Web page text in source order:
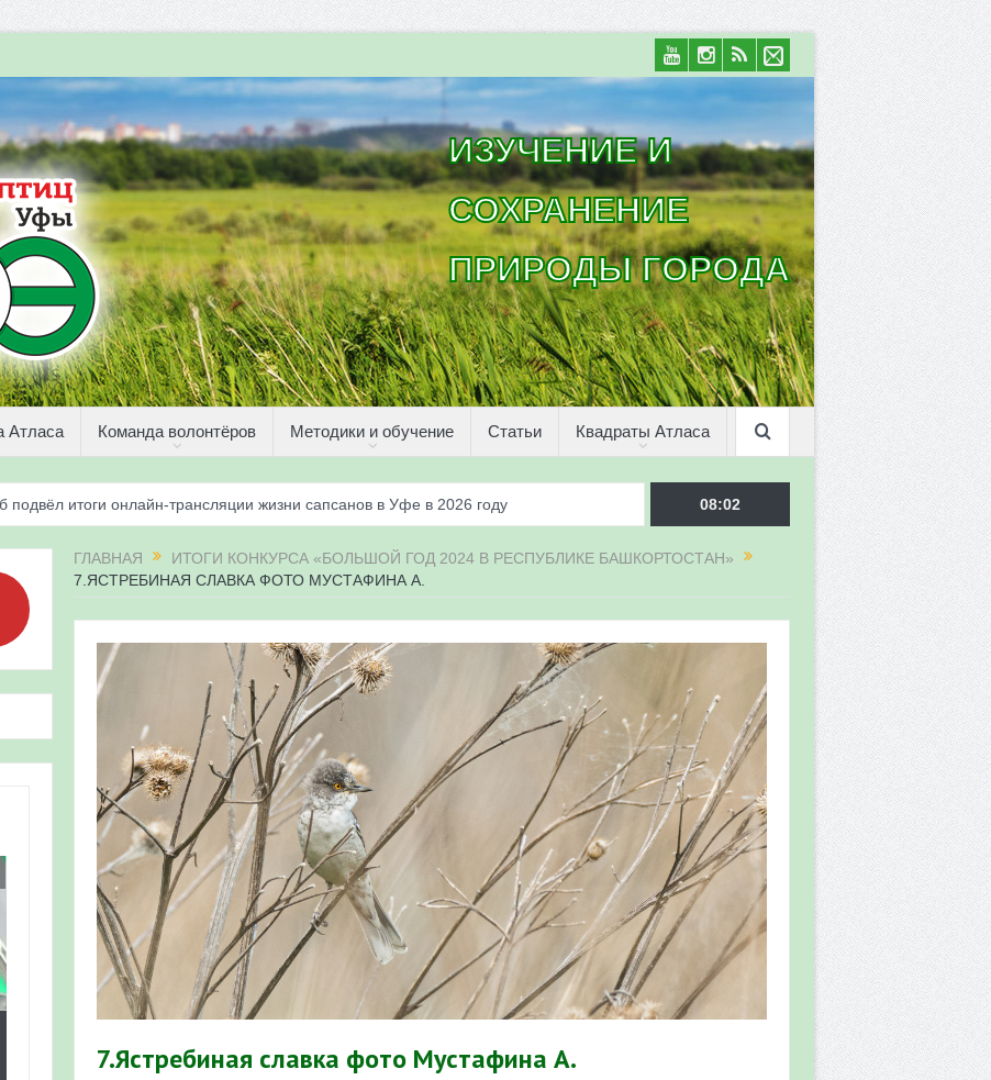
ИЗУЧЕНИЕ И
СОХРАНЕНИЕ
ПРИРОДЫ ГОРОДА
Атласа Команда волонтёров Методики и обучение Статьи Квадраты Атласа
подвёл итоги онлайн-трансляции жизни сапсанов в Уфе в 2026 году
вечера-2026» в Республике Башкортостан
Уралсиба получили имена и кольца
перекличка-2026» в Республике Башкортостан
2026» — 21-31 мая 2026
для ребят из дневного лагеря центра олимпиадного движения «Аврора»
и осмотр птенцов сапсанов на крыше Уралсиба в Уфе в 2026 г.
орнитологов и бердвотчеров в проекте «Развитие программы мониторинга
в европейской части России»
2026» — 11-20 мая 2026
на постоянных маршрутах в Республике Башкортостан в 2026 году
08:02
ГЛАВНАЯ
ИТОГИ КОНКУРСА «БОЛЬШОЙ ГОД 2024 В РЕСПУБЛИКЕ БАШКОРТОСТАН»
7.ЯСТРЕБИНАЯ СЛАВКА ФОТО МУСТАФИНА А.
7.Ястребиная славка фото Мустафина А.